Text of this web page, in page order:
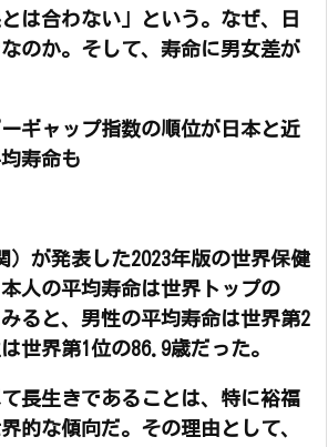
は合わない」という。なぜ、日
のか。そして、寿命に男女差が
ーギャップ指数の順位が日本と近
寿命も
）が発表した2023年版の世界保健
人の平均寿命は世界トップの
ると、男性の平均寿命は世界第2
世界第1位の86.9歳だった。
長生きであることは、特に裕福
的な傾向だ。その理由として、